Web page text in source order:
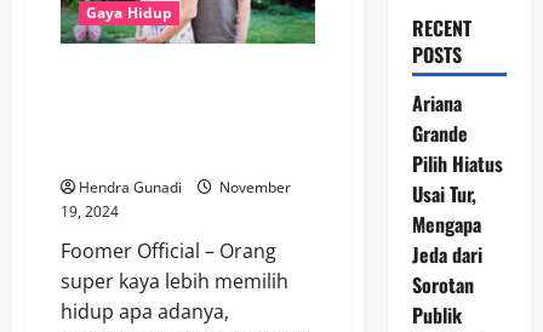
Gaya Hidup
Hendra Gunadi
November
19, 2024
Foomer Official – Orang
super kaya lebih memilih
hidup apa adanya,
RECENT
POSTS
Ariana
Grande
Pilih Hiatus
Usai Tur,
Mengapa
Jeda dari
Sorotan
Publik